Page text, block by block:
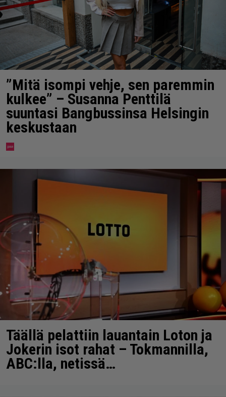
”Mitä isompi vehje, sen paremmin
kulkee” – Susanna Penttilä
suuntasi Bangbussinsa Helsingin
keskustaan
Täällä pelattiin lauantain Loton ja
Jokerin isot rahat – Tokmannilla,
ABC:lla, netissä…